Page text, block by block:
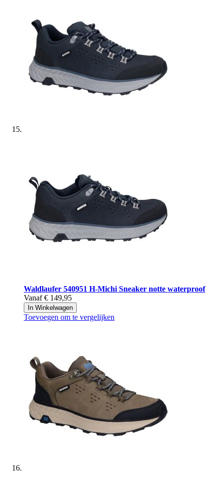
Waldlaufer 540951 H-Michi Sneaker notte waterproof
Vanaf € 149,95
In Winkelwagen
Toevoegen om te vergelijken